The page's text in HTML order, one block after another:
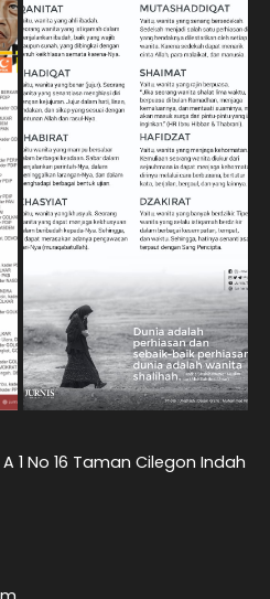
1 No 16 Taman Cilegon Indah